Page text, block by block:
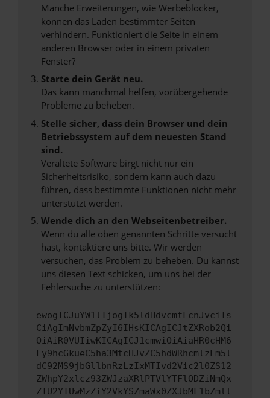
Manche Erweiterungen, wie Werbeblocker,
können das Laden bestimmter Seiten
verhindern. Funktioniert die Seite in einem
anderen Browser oder in einem privaten
Fenster?
Starte dein Gerät neu.
Das kann manchmal helfen, vorübergehende
Probleme zu beheben.
Stelle sicher, dass dein Browser und dein
Betriebssystem auf dem neuesten Stand
sind.
Veraltete Software birgt nicht nur ein
Sicherheitsrisiko, sondern kann auch dazu
führen, dass bestimmte Funktionen nicht mehr
unterstützt werden.
Wende dich an den Webseitenbetreiber.
Wenn du alle oben genannten Schritte versucht
hast, kontaktiere uns bitte. Wir werden
versuchen, das Problem zu beheben. Du kannst
uns diesen Text schicken, um uns bei der
Fehlersuche zu unterstützen:
ewogICJuYW1lIjogIk5ldHdvcmtFcnJvciIs
CiAgImNvbmZpZyI6IHsKICAgICJtZXRob2Qi
OiAiR0VUIiwKICAgICJ1cmwiOiAiaHR0cHM6
Ly9hcGkueC5ha3MtcHJvZC5hdWRhcmlzLm5l
dC92MS9jbGllbnRzLzIxMTIvd2Vic2l0ZS12
ZWhpY2xlcz93ZWJzaXRlPTVlYTFlODZiNmQx
ZTU2YTUwMzZiY2VkYSZmaWx0ZXJbMF1bZmll